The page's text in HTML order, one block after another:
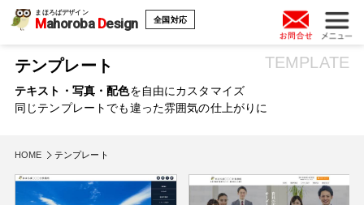
まほろばデザイン
Mahoroba Design 全国対応
テンプレート TEMPLATE
テキスト・写真・配色を自由にカスタマイズ
同じテンプレートでも違った雰囲気の仕上がりに
HOME テンプレート